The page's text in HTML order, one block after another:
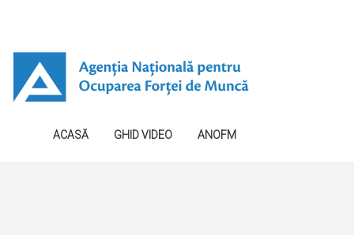
ACASĂ GHID VIDEO ANOFM